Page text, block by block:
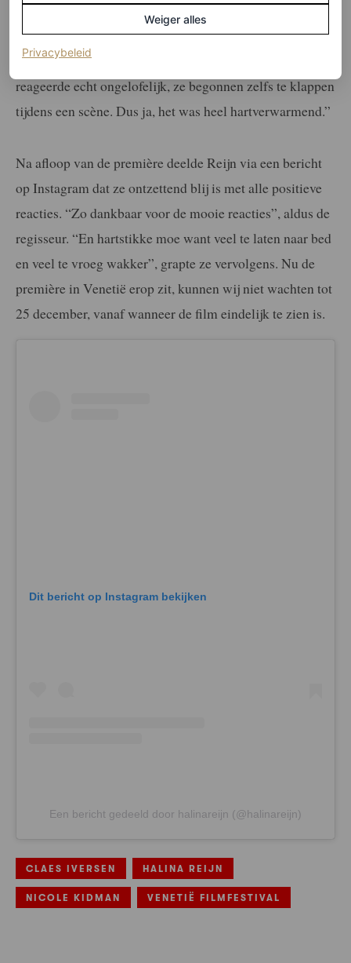
complexe thema’s zoals macht, seksualiteit en
manipulatie. De film werd goed ontvangen tijdens het
filmfestival, zo vertelde Reijn tegenover ANP. “De zaal
reageerde echt ongelofelijk, ze begonnen zelfs te klappen
tijdens een scène. Dus ja, het was heel hartverwarmend.”
Na afloop van de première deelde Reijn via een bericht
op Instagram dat ze ontzettend blij is met alle positieve
reacties. “Zo dankbaar voor de mooie reacties”, aldus de
regisseur. “En hartstikke moe want veel te laten naar bed
en veel te vroeg wakker”, grapte ze vervolgens. Nu de
première in Venetië erop zit, kunnen wij niet wachten tot
25 december, vanaf wanneer de film eindelijk te zien is.
Dit bericht op Instagram bekijken
Een bericht gedeeld door halinareijn (@halinareijn)
CLAES IVERSEN HALINA REIJN
NICOLE KIDMAN VENETIË FILMFESTIVAL
Weiger alles
Privacybeleid